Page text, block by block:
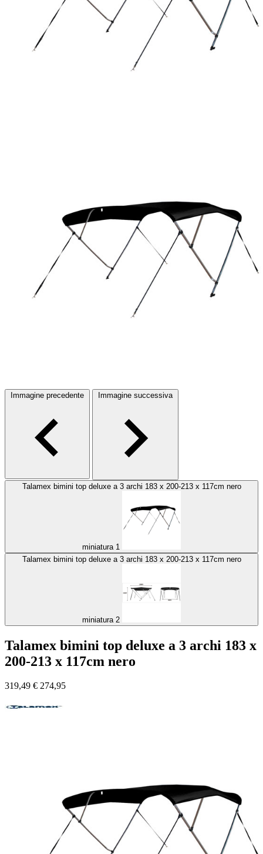
Immagine precedente Immagine successiva
Talamex bimini top deluxe a 3 archi 183 x 200-213 x 117cm nero
miniatura 1
Talamex bimini top deluxe a 3 archi 183 x 200-213 x 117cm nero
miniatura 2
Talamex bimini top deluxe a 3 archi 183 x
200-213 x 117cm nero
319,49 € 274,95